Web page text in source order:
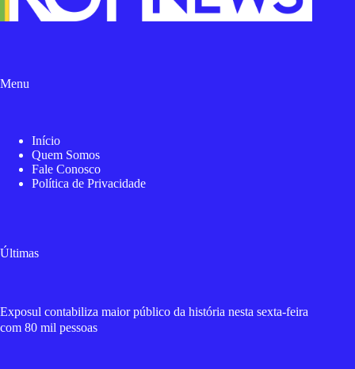
Menu
Início
Quem Somos
Fale Conosco
Política de Privacidade
Últimas
Exposul contabiliza maior público da história nesta sexta-feira
com 80 mil pessoas